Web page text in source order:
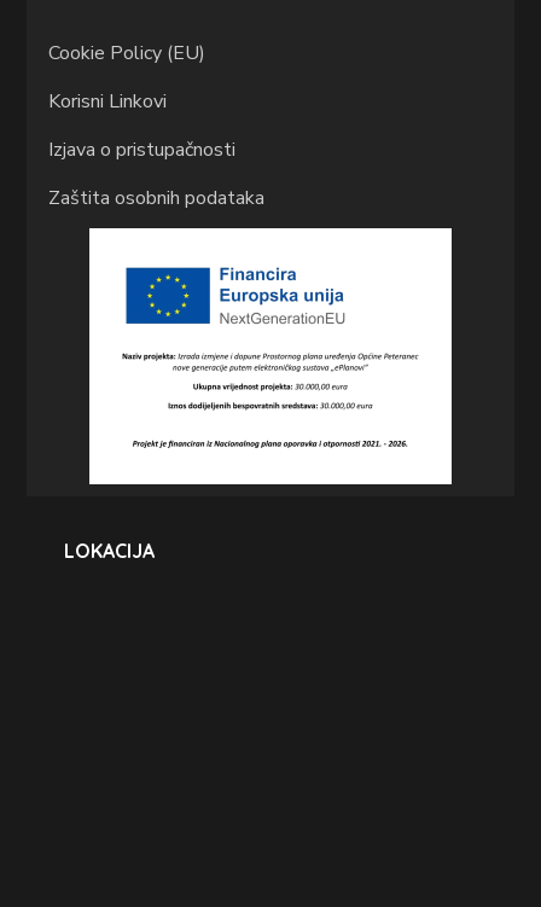
Cookie Policy (EU)
Korisni Linkovi
Izjava o pristupačnosti
Zaštita osobnih podataka
LOKACIJA